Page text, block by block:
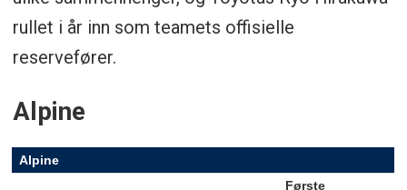
rullet i år inn som teamets offisielle
reservefører.
Alpine
Alpine
Første